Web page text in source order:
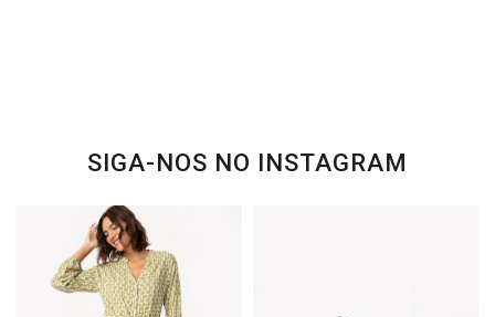
SIGA-NOS NO INSTAGRAM